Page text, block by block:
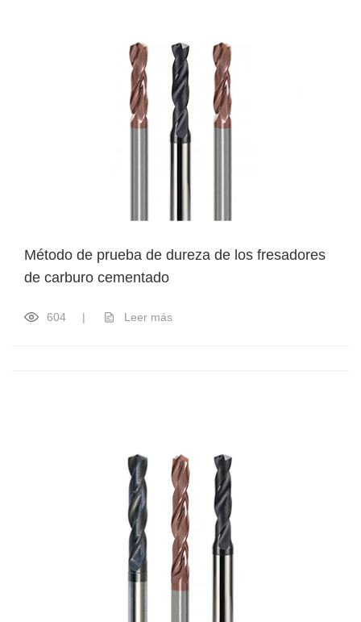
Método de prueba de dureza de los fresadores
de carburo cementado
604 | Leer más